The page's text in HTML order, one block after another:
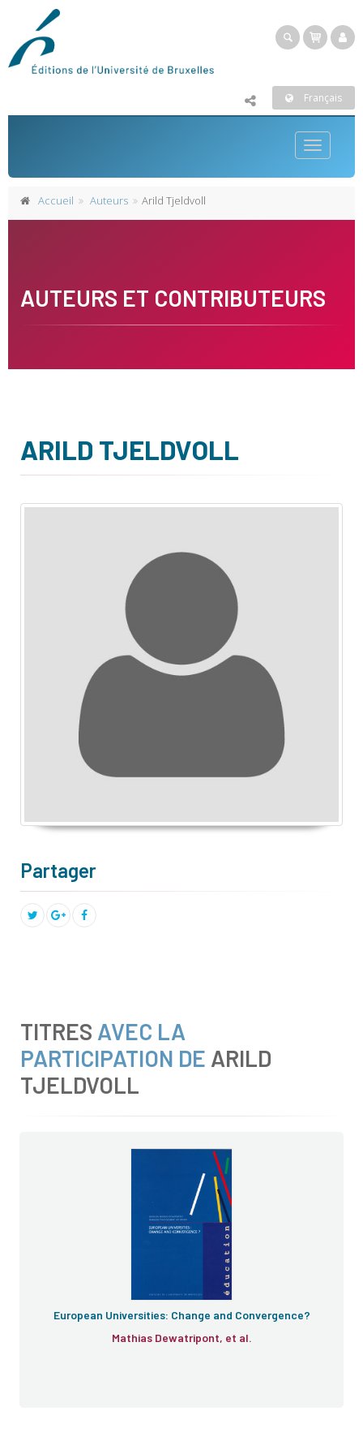
Français
Toggle
Accueil Auteurs Arild Tjeldvoll
AUTEURS ET CONTRIBUTEURS
ARILD TJELDVOLL
Partager
TITRES AVEC LA
PARTICIPATION DE ARILD
TJELDVOLL
European Universities: Change and Convergence?
Mathias Dewatripont, et al.